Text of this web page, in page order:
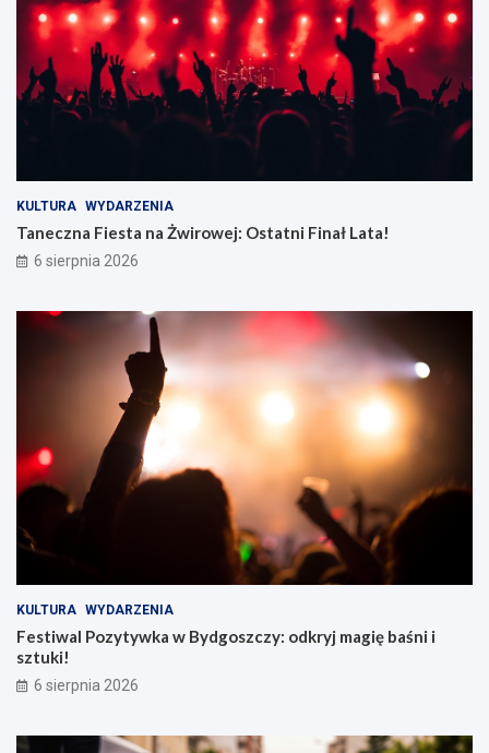
KULTURA WYDARZENIA
Taneczna Fiesta na Żwirowej: Ostatni Finał Lata!
6 sierpnia 2026
KULTURA WYDARZENIA
Festiwal Pozytywka w Bydgoszczy: odkryj magię baśni i
sztuki!
6 sierpnia 2026